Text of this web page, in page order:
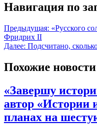
Навигация по
Предыдущая: «Русского
Фридрих II
Далее: Подсчитано,
Похожие новости
«Завершу
автор «Истории
планах на